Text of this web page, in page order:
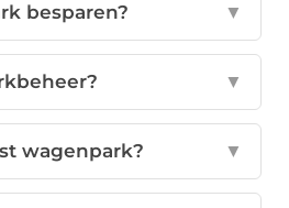
besparen? ▼
▼
wagenpark? ▼